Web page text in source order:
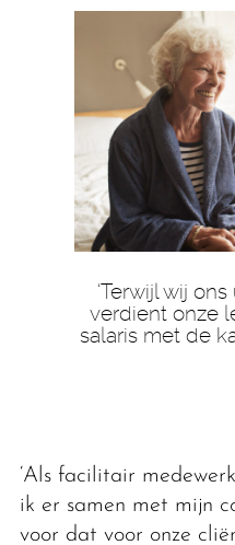
‘Terwijl wij
verdient onze
salaris met de
‘Als facilitair
ik er samen met mijn
voor dat voor onze